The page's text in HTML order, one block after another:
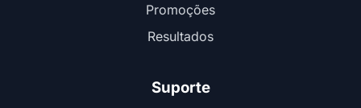
Promoções
Resultados
Suporte